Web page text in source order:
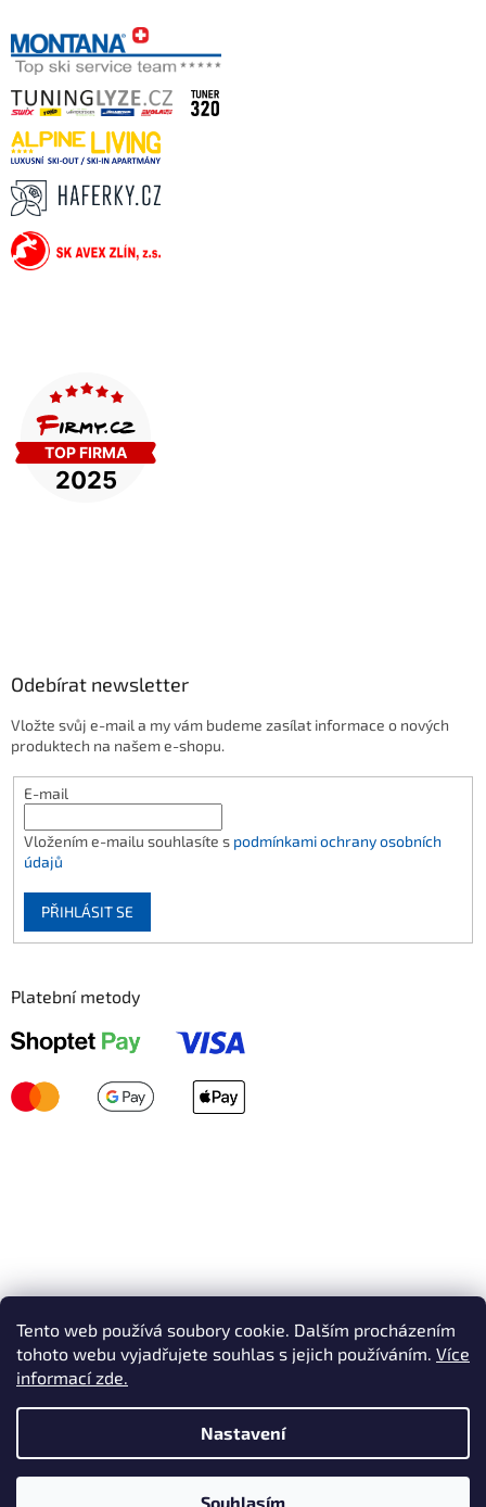
Tento web používá soubory cookie. Dalším procházením
tohoto webu vyjadřujete souhlas s jejich používáním. Více
informací zde.
Nastavení
Souhlasím
Odebírat newsletter
Vložte svůj e-mail a my vám budeme zasílat informace o nových
produktech na našem e-shopu.
E-mail
Vložením e-mailu souhlasíte s podmínkami ochrany osobních
údajů
PŘIHLÁSIT SE
Platební metody
Vytvořil Shoptet